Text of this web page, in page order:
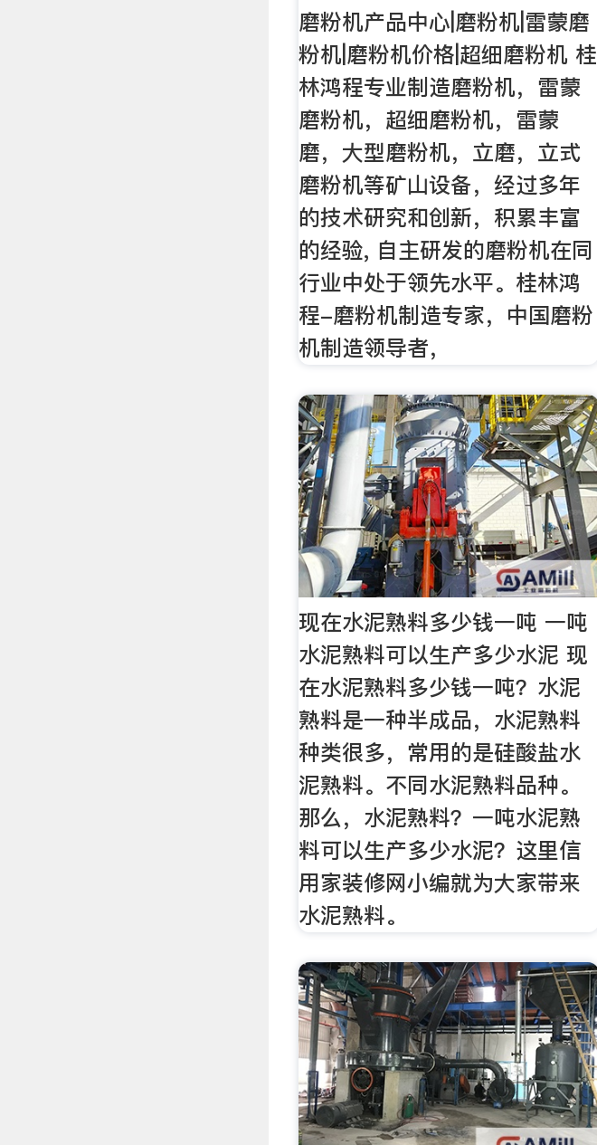
磨粉机产品中心|磨粉机|雷蒙磨
粉机|磨粉机价格|超细磨粉机 桂
林鸿程专业制造磨粉机，雷蒙
磨粉机，超细磨粉机，雷蒙
磨，大型磨粉机，立磨，立式
磨粉机等矿山设备，经过多年
的技术研究和创新，积累丰富
的经验, 自主研发的磨粉机在同
行业中处于领先水平。桂林鸿
程-磨粉机制造专家，中国磨粉
机制造领导者，
现在水泥熟料多少钱一吨 一吨
水泥熟料可以生产多少水泥 现
在水泥熟料多少钱一吨？水泥
熟料是一种半成品，水泥熟料
种类很多，常用的是硅酸盐水
泥熟料。不同水泥熟料品种。
那么，水泥熟料？一吨水泥熟
料可以生产多少水泥？这里信
用家装修网小编就为大家带来
水泥熟料。